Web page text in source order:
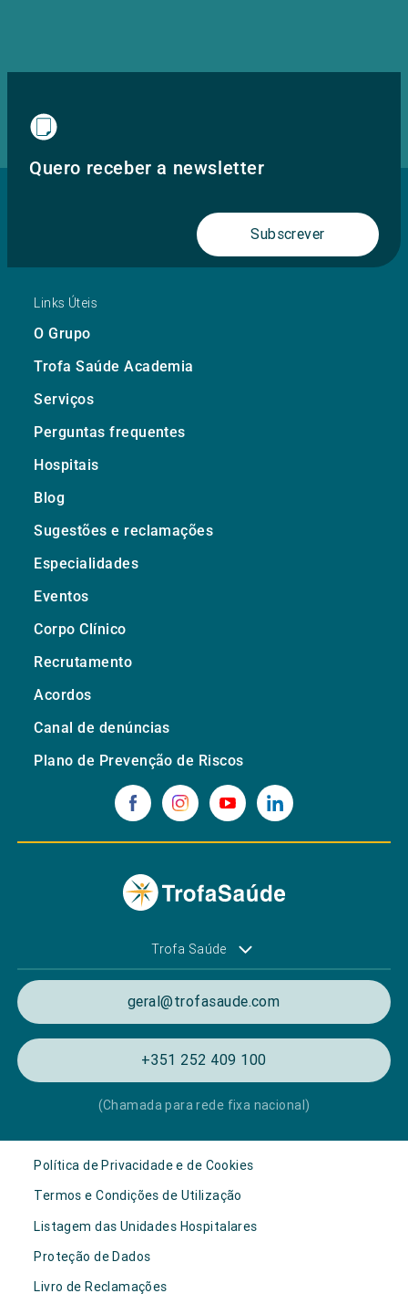
Quero receber a newsletter
Subscrever
Links Úteis
O Grupo
Trofa Saúde Academia
Serviços
Perguntas frequentes
Hospitais
Blog
Sugestões e reclamações
Especialidades
Eventos
Corpo Clínico
Recrutamento
Acordos
Canal de denúncias
Plano de Prevenção de Riscos
Trofa Saúde
geral@trofasaude.com
+351 252 409 100
(Chamada para rede fixa nacional)
Política de Privacidade e de Cookies
Termos e Condições de Utilização
Listagem das Unidades Hospitalares
Proteção de Dados
Livro de Reclamações